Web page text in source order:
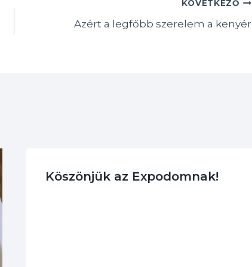
KÖVETKEZŐ
Azért a legfőbb szerelem a kenyér
Köszönjük az Expodomnak!